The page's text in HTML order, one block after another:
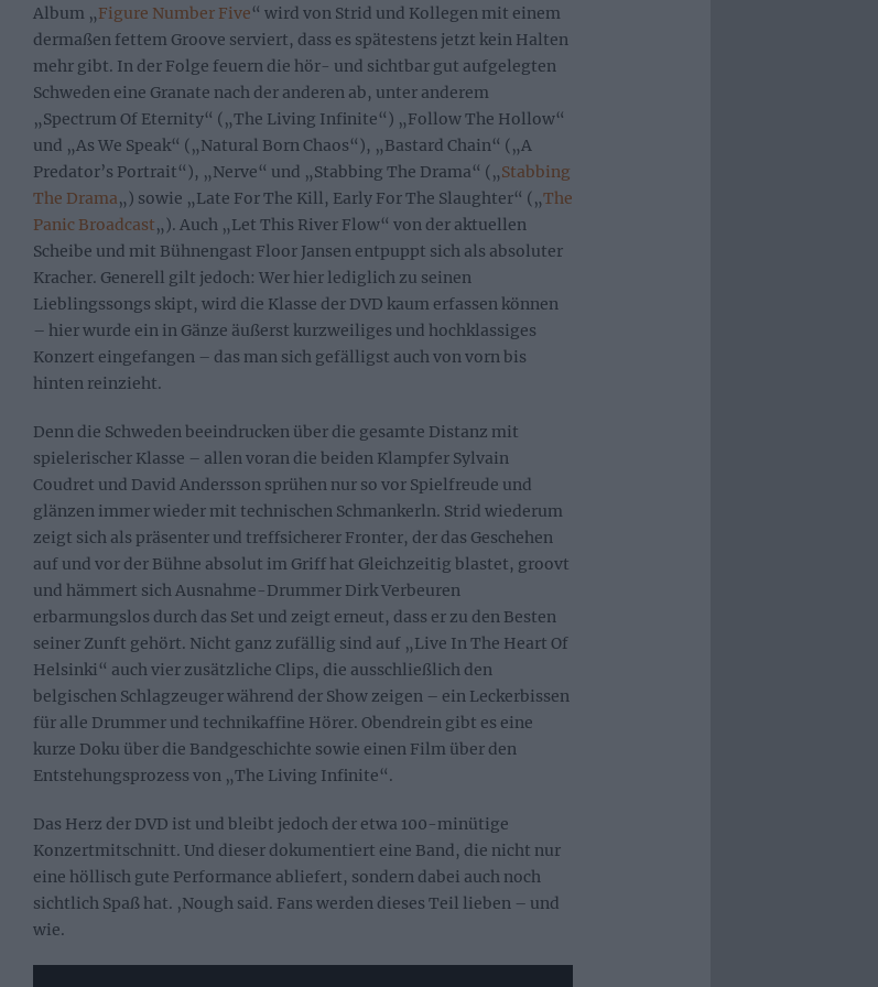
Album „Figure Number Five“ wird von Strid und Kollegen mit einem
dermaßen fettem Groove serviert, dass es spätestens jetzt kein Halten
mehr gibt. In der Folge feuern die hör- und sichtbar gut aufgelegten
Schweden eine Granate nach der anderen ab, unter anderem
„Spectrum Of Eternity“ („The Living Infinite“) „Follow The Hollow“
und „As We Speak“ („Natural Born Chaos“), „Bastard Chain“ („A
Predator’s Portrait“), „Nerve“ und „Stabbing The Drama“ („Stabbing
The Drama„) sowie „Late For The Kill, Early For The Slaughter“ („The
Panic Broadcast„). Auch „Let This River Flow“ von der aktuellen
Scheibe und mit Bühnengast Floor Jansen entpuppt sich als absoluter
Kracher. Generell gilt jedoch: Wer hier lediglich zu seinen
Lieblingssongs skipt, wird die Klasse der DVD kaum erfassen können
– hier wurde ein in Gänze äußerst kurzweiliges und hochklassiges
Konzert eingefangen – das man sich gefälligst auch von vorn bis
hinten reinzieht.
Denn die Schweden beeindrucken über die gesamte Distanz mit
spielerischer Klasse – allen voran die beiden Klampfer Sylvain
Coudret und David Andersson sprühen nur so vor Spielfreude und
glänzen immer wieder mit technischen Schmankerln. Strid wiederum
zeigt sich als präsenter und treffsicherer Fronter, der das Geschehen
auf und vor der Bühne absolut im Griff hat Gleichzeitig blastet, groovt
und hämmert sich Ausnahme-Drummer Dirk Verbeuren
erbarmungslos durch das Set und zeigt erneut, dass er zu den Besten
seiner Zunft gehört. Nicht ganz zufällig sind auf „Live In The Heart Of
Helsinki“ auch vier zusätzliche Clips, die ausschließlich den
belgischen Schlagzeuger während der Show zeigen – ein Leckerbissen
für alle Drummer und technikaffine Hörer. Obendrein gibt es eine
kurze Doku über die Bandgeschichte sowie einen Film über den
Entstehungsprozess von „The Living Infinite“.
Das Herz der DVD ist und bleibt jedoch der etwa 100-minütige
Konzertmitschnitt. Und dieser dokumentiert eine Band, die nicht nur
eine höllisch gute Performance abliefert, sondern dabei auch noch
sichtlich Spaß hat. ‚Nough said. Fans werden dieses Teil lieben – und
wie.